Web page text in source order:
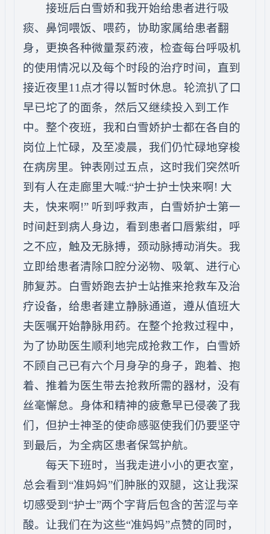
接班后白雪娇和我开始给患者进行吸
痰、鼻饲喂饭、喂药，协助家属给患者翻
身，更换各种微量泵药液，检查每台呼吸机
的使用情况以及每个时段的治疗时间，直到
接近夜里11点才得以暂时休息。轮流扒了口
早已坨了的面条，然后又继续投入到工作
中。整个夜班，我和白雪娇护士都在各自的
岗位上忙碌，及至凌晨，我们仍忙碌地穿梭
在病房里。钟表刚过五点，这时我们突然听
到有人在走廊里大喊:“护士护士快来啊! 大
夫，快来啊!” 听到呼救声，白雪娇护士第一
时间赶到病人身边，看到患者口唇紫绀，呼
之不应，触及无脉搏，颈动脉搏动消失。我
立即给患者清除口腔分泌物、吸氧、进行心
肺复苏。白雪娇跑去护士站推来抢救车及治
疗设备，给患者建立静脉通道，遵从值班大
夫医嘱开始静脉用药。在整个抢救过程中，
为了协助医生顺利地完成抢救工作，白雪娇
不顾自己已有六个月身孕的身子，跑着、抱
着、推着为医生带去抢救所需的器材，没有
丝毫懈怠。身体和精神的疲惫早已侵袭了我
们，但护士神圣的使命感驱使我们仍要坚守
到最后，为全病区患者保驾护航。
每天下班时，当我走进小小的更衣室，
总会看到“准妈妈”们肿胀的双腿，这让我深
切感受到“护士”两个字背后包含的苦涩与辛
酸。让我们在为这些“准妈妈”点赞的同时，